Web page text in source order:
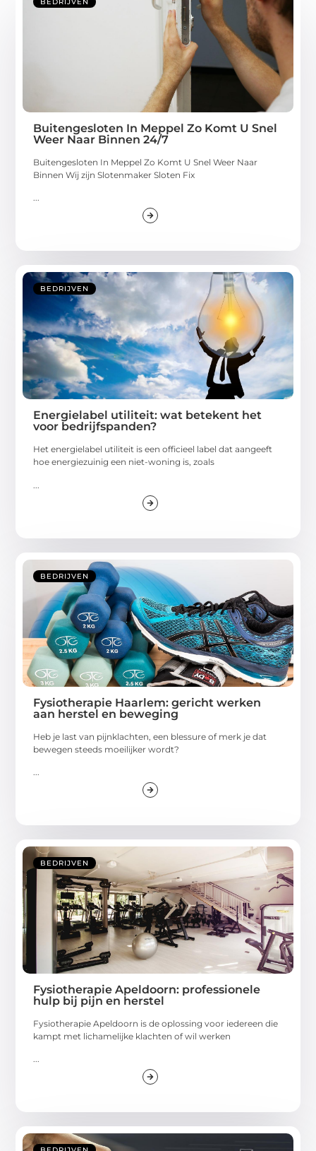
Buitengesloten In Meppel Zo Komt U Snel
Weer Naar Binnen 24/7
Buitengesloten In Meppel Zo Komt U Snel Weer Naar
Binnen Wij zijn Slotenmaker Sloten Fix
...
BEDRIJVEN
Energielabel utiliteit: wat betekent het
voor bedrijfspanden?
Het energielabel utiliteit is een officieel label dat aangeeft
hoe energiezuinig een niet-woning is, zoals
BEDRIJVEN
Fysiotherapie Haarlem: gericht werken
aan herstel en beweging
Heb je last van pijnklachten, een blessure of merk je dat
bewegen steeds moeilijker wordt?
...
BEDRIJVEN
Fysiotherapie Apeldoorn: professionele
hulp bij pijn en herstel
Fysiotherapie Apeldoorn is de oplossing voor iedereen die
kampt met lichamelijke klachten of wil werken
...